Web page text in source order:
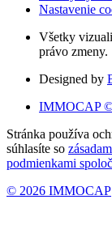
Nastavenie
Všetky
právo zmeny.
Designed by
IMMOCAP
Stránka používa
súhlasíte so
podmienkami
© 2026 IMMOCAP